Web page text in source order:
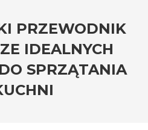
PRZEWODNIK
IDEALNYCH
SPRZĄTANIA